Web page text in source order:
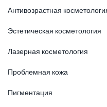
Антивозрастная
Эстетическая косметология
Лазерная косметология
Проблемная кожа
Пигментация